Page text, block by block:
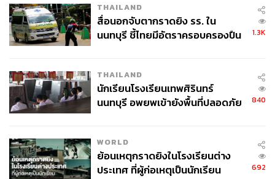
THAILAND
สื่อนอกจับตากราดยิง รร. ใน
นนทบุรี ชี้ไทยมีอัตราครอบครองปืน
1.3K
THAILAND
นักเรียนโรงเรียนเทพศิรินทร์
นนทบุรี อพยพเข้ายังพื้นที่ปลอดภัย
840
WORLD
ย้อนเหตุกราดยิงในโรงเรียนต่าง
ประเทศ ที่ผู้ก่อเหตุเป็นนักเรียน
692